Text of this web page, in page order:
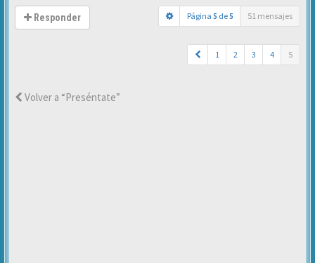
Responder Página 5 de5 51 mensajes
1 2 3 4 5
Volver a “Preséntate”